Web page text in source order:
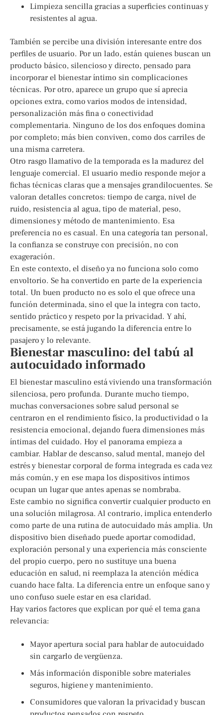
Limpieza sencilla gracias a superficies continuas y
resistentes al agua.
También se percibe una división interesante entre dos
perfiles de usuario. Por un lado, están quienes buscan un
producto básico, silencioso y directo, pensado para
incorporar el bienestar íntimo sin complicaciones
técnicas. Por otro, aparece un grupo que sí aprecia
opciones extra, como varios modos de intensidad,
personalización más fina o conectividad
complementaria. Ninguno de los dos enfoques domina
por completo; más bien conviven, como dos carriles de
una misma carretera.
Otro rasgo llamativo de la temporada es la madurez del
lenguaje comercial. El usuario medio responde mejor a
fichas técnicas claras que a mensajes grandilocuentes. Se
valoran detalles concretos: tiempo de carga, nivel de
ruido, resistencia al agua, tipo de material, peso,
dimensiones y método de mantenimiento. Esa
preferencia no es casual. En una categoría tan personal,
la confianza se construye con precisión, no con
exageración.
En este contexto, el diseño ya no funciona solo como
envoltorio. Se ha convertido en parte de la experiencia
total. Un buen producto no es solo el que ofrece una
función determinada, sino el que la integra con tacto,
sentido práctico y respeto por la privacidad. Y ahí,
precisamente, se está jugando la diferencia entre lo
pasajero y lo relevante.
Bienestar masculino: del tabú al
autocuidado informado
El bienestar masculino está viviendo una transformación
silenciosa, pero profunda. Durante mucho tiempo,
muchas conversaciones sobre salud personal se
centraron en el rendimiento físico, la productividad o la
resistencia emocional, dejando fuera dimensiones más
íntimas del cuidado. Hoy el panorama empieza a
cambiar. Hablar de descanso, salud mental, manejo del
estrés y bienestar corporal de forma integrada es cada vez
más común, y en ese mapa los dispositivos íntimos
ocupan un lugar que antes apenas se nombraba.
Este cambio no significa convertir cualquier producto en
una solución milagrosa. Al contrario, implica entenderlo
como parte de una rutina de autocuidado más amplia. Un
dispositivo bien diseñado puede aportar comodidad,
exploración personal y una experiencia más consciente
del propio cuerpo, pero no sustituye una buena
educación en salud, ni reemplaza la atención médica
cuando hace falta. La diferencia entre un enfoque sano y
uno confuso suele estar en esa claridad.
Hay varios factores que explican por qué el tema gana
relevancia:
Mayor apertura social para hablar de autocuidado
sin cargarlo de vergüenza.
Más información disponible sobre materiales
seguros, higiene y mantenimiento.
Consumidores que valoran la privacidad y buscan